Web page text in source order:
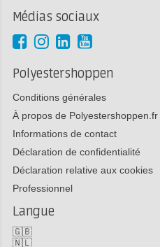
Médias sociaux
Polyestershoppen
Conditions générales
À propos de Polyestershoppen.fr
Informations de contact
Déclaration de confidentialité
Déclaration relative aux cookies
Professionnel
Langue
🇬🇧
🇳🇱